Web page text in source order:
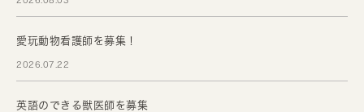
愛玩動物看護師を募集！
2026.07.22
英語のできる獣医師を募集